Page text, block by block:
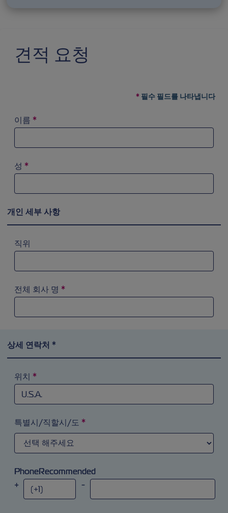
견적 요청
필수 필드를 나타냅니다
이름 *
성 *
개인 세부 사항
직위
전체 회사 명 *
상세 연락처 *
위치 *
특별시/직할시/도 *
PhoneRecommended
+
-